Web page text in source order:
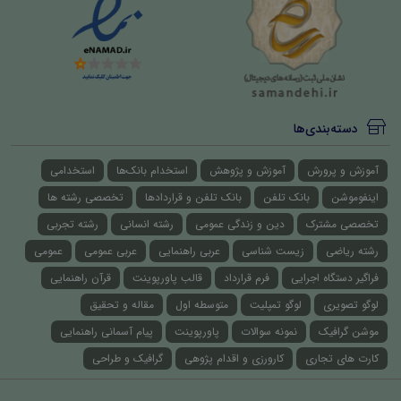
دسته‌بندی‌ها
آموزش و پرورش آموزش و پژوهش استخدام بانک‌ها
استخدامی
اینفوموشن
بانک تلفن بانک تلفن و قراردادها
تخصصی رشته ها
تخصصی مشترک
دین و زندگی عمومی رشته انسانی
رشته تجربی
رشته ریاضی
زیست شناسی عربی راهنمایی عربی عمومی
عمومی
فراگیر دستگاه اجرایی
فرم قرارداد قالب پاورپوینت
قرآن راهنمایی
لوگو تصویری
لوگو تمپلیت متوسطه اول
مقاله و تحقیق
موشن گرافیک
نمونه سوالات پاورپوینت
پیام آسمانی راهنمایی
کارت های تجاری
کارورزی و اقدام پژوهی گرافیک و طراحی